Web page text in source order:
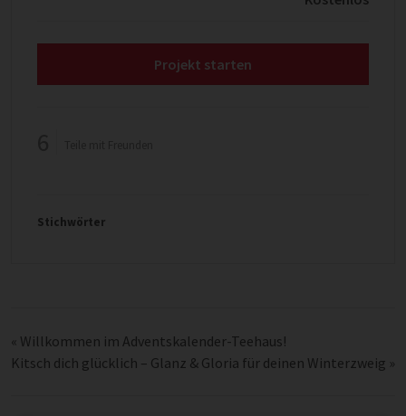
Projekt starten
Stichwörter
« Willkommen im Adventskalender-Teehaus!
Kitsch dich glücklich – Glanz & Gloria für deinen Winterzweig »